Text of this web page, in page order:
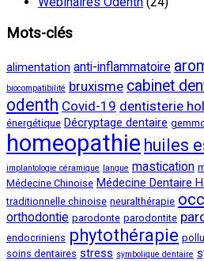
Mots-clés
alimentation anti-inflammatoire
biocompatibilité bruxisme cabinet
odenth Covid-19 dentisterie
énergétique Décryptage dentaire
homeopathie huiles
implantologie céramique langue mastication
Médecine Chinoise Médecine Dentaire
traditionnelle chinoise neuralthérapie
orthodontie parodonte parodontite
endocriniens phytothérapie
soins dentaires stress symbolique dentaire